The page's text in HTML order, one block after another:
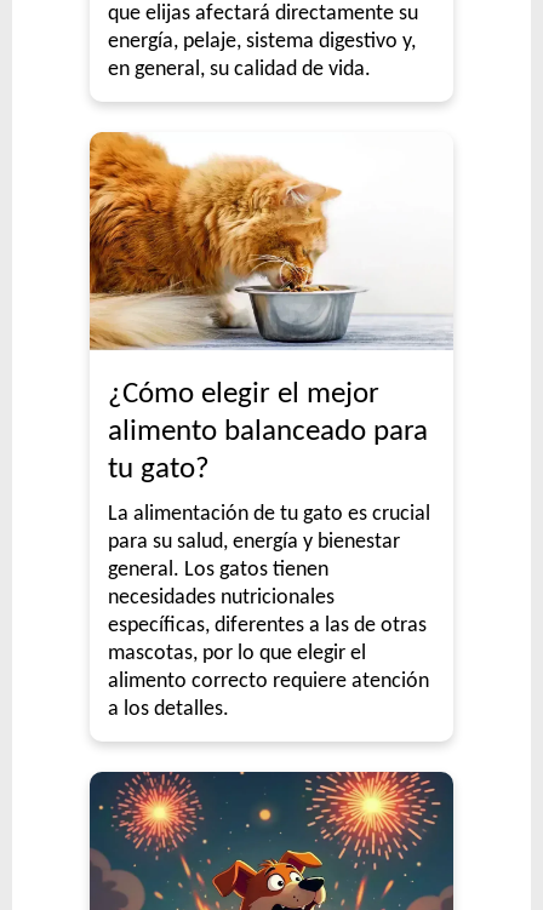
que elijas afectará directamente su
energía, pelaje, sistema digestivo y,
en general, su calidad de vida.
¿Cómo elegir el mejor
alimento balanceado para
tu gato?
La alimentación de tu gato es crucial
para su salud, energía y bienestar
general. Los gatos tienen
necesidades nutricionales
específicas, diferentes a las de otras
mascotas, por lo que elegir el
alimento correcto requiere atención
a los detalles.